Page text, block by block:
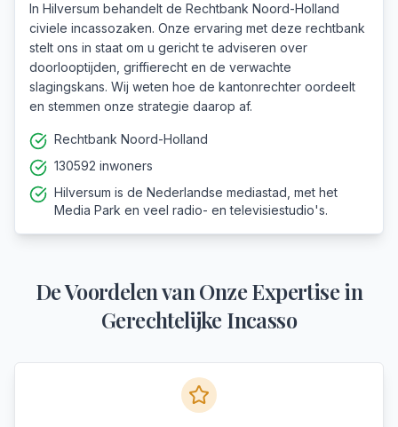
In Hilversum behandelt de Rechtbank Noord-Holland
civiele incassozaken. Onze ervaring met deze rechtbank
stelt ons in staat om u gericht te adviseren over
doorlooptijden, griffierecht en de verwachte
slagingskans. Wij weten hoe de kantonrechter oordeelt
en stemmen onze strategie daarop af.
Rechtbank Noord-Holland
130592 inwoners
Hilversum is de Nederlandse mediastad, met het
Media Park en veel radio- en televisiestudio's.
De Voordelen van Onze Expertise in
Gerechtelijke Incasso